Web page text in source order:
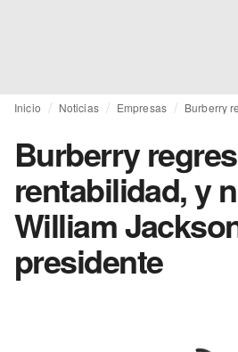
Inicio Noticias Empresas
Burberry
rentabilidad, y
William
presidente